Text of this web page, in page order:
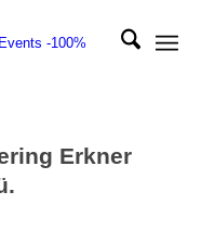
Erkner